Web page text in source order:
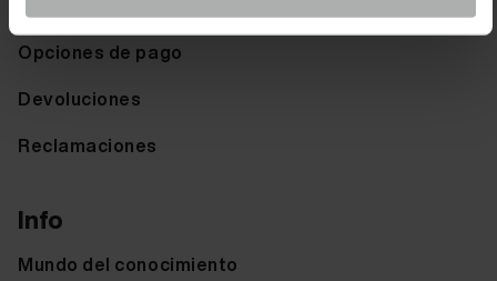
Opciones de pago
Devoluciones
Reclamaciones
Info
Mundo del conocimiento